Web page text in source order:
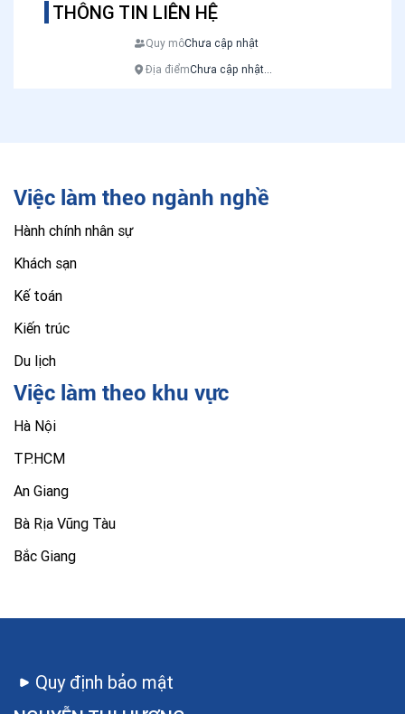
THÔNG TIN LIÊN HỆ
Quy môChưa cập nhật
Địa điểmChưa cập nhật...
Việc làm theo ngành nghề
Hành chính nhân sự
Khách sạn
Kế toán
Kiến trúc
Du lịch
Việc làm theo khu vực
Hà Nội
TP.HCM
An Giang
Bà Rịa Vũng Tàu
Bắc Giang
Quy định bảo mật